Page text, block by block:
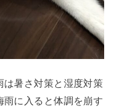
は暑さ対策と湿度対策
雨に入ると体調を崩す